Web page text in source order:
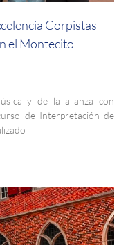
Corpistas
el Montecito
y de la alianza con
de Interpretación de